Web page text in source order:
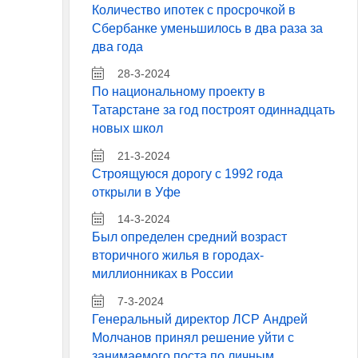
Количество ипотек с просрочкой в
Сбербанке уменьшилось в два раза за
два года
28-3-2024
По национальному проекту в
Татарстане за год построят одиннадцать
новых школ
21-3-2024
Строящуюся дорогу с 1992 года
открыли в Уфе
14-3-2024
Был определен средний возраст
вторичного жилья в городах-
миллионниках в России
7-3-2024
Генеральный директор ЛСР Андрей
Молчанов принял решение уйти с